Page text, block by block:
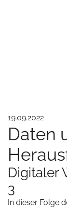
19.09.2022
Daten
Digitaler
3
In dieser Folge